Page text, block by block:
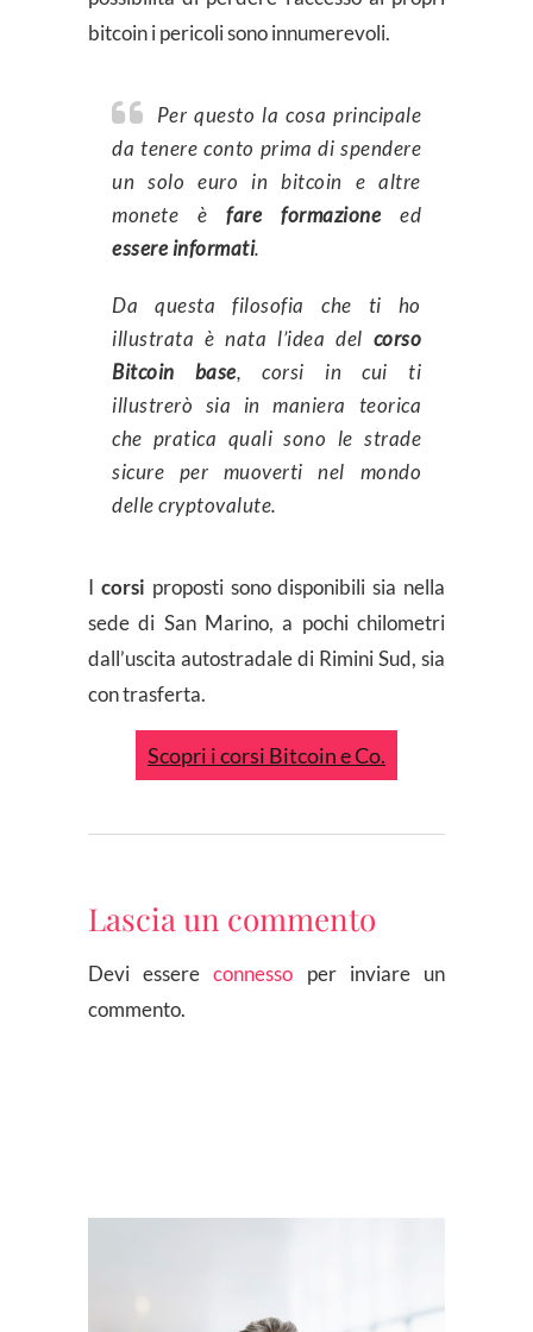
bitcoin i pericoli sono innumerevoli.
Per questo la cosa principale
da tenere conto prima di spendere
un solo euro in bitcoin e altre
monete èfare formazioneed
essere informati.
Da questa filosofia che ti ho
illustrata è nata l’idea del corso
Bitcoin base, corsi in cui ti
illustrerò sia in maniera teorica
che pratica quali sono le strade
sicure per muoverti nel mondo
delle cryptovalute.
I corsi proposti sono disponibili sia nella
sede di San Marino, a pochi chilometri
dall’uscita autostradale di Rimini Sud, sia
con trasferta.
Scopri i corsi Bitcoin e Co.
Lascia un commento
Devi essereconnesso per inviare un
commento.